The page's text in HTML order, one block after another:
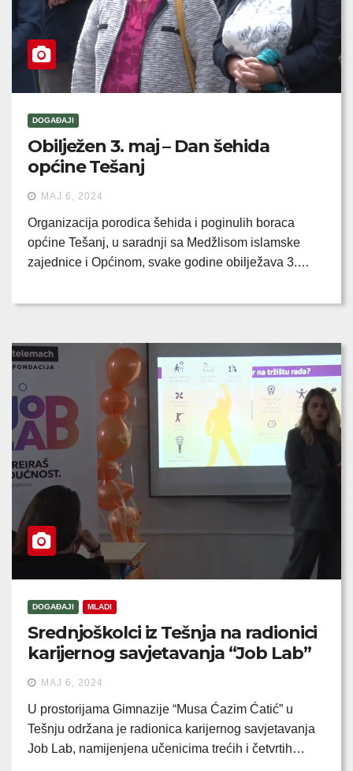
DOGAĐAJI
Obilježen 3. maj – Dan šehida
općine Tešanj
MAJ 6, 2024
Organizacija porodica šehida i poginulih boraca
općine Tešanj, u saradnji sa Medžlisom islamske
zajednice i Općinom, svake godine obilježava 3.…
DOGAĐAJI MLADI
Srednjoškolci iz Tešnja na radionici
karijernog savjetavanja “Job Lab”
MAJ 6, 2024
U prostorijama Gimnazije “Musa Ćazim Ćatić” u
Tešnju održana je radionica karijernog savjetavanja
Job Lab, namijenjena učenicima trećih i četvrtih…